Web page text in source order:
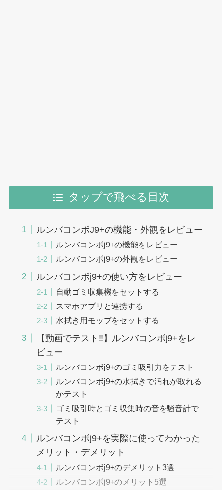
タップで飛べる目次
ルンバコンボJ9+の機能・外観をレビュー
ルンバコンボj9+の機能をレビュー
ルンバコンボj9+の外観をレビュー
ルンバコンボj9+の使い方をレビュー
自動ゴミ収集機をセットする
スマホアプリと連携する
水拭き用モップをセットする
【動画でテスト‼︎】ルンバコンボj9+をレ
ビュー
ルンバコンボj9+のゴミ吸引力をテスト
ルンバコンボj9+の水拭きで汚れが取れる
かテスト
ゴミ吸引時とゴミ収集時の音を騒音計で
テスト
ルンバコンボj9+を実際に使ってわかった
メリット・デメリット
ルンバコンボj9+のデメリット3選
ルンバコンボj9+のメリット5選